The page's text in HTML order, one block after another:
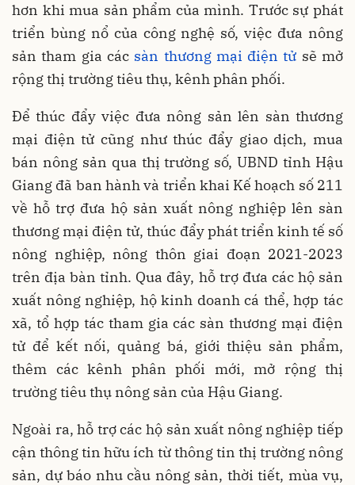
hơn khi mua sản phẩm của mình. Trước sự phát
triển bùng nổ của công nghệ số, việc đưa nông
sản tham gia các sàn thương mại điện tử sẽ mở
rộng thị trường tiêu thụ, kênh phân phối.
Để thúc đẩy việc đưa nông sản lên sàn thương
mại điện tử cũng như thúc đẩy giao dịch, mua
bán nông sản qua thị trường số, UBND tỉnh Hậu
Giang đã ban hành và triển khai Kế hoạch số 211
về hỗ trợ đưa hộ sản xuất nông nghiệp lên sàn
thương mại điện tử, thúc đẩy phát triển kinh tế số
nông nghiệp, nông thôn giai đoạn 2021-2023
trên địa bàn tỉnh. Qua đây, hỗ trợ đưa các hộ sản
xuất nông nghiệp, hộ kinh doanh cá thể, hợp tác
xã, tổ hợp tác tham gia các sàn thương mại điện
tử để kết nối, quảng bá, giới thiệu sản phẩm,
thêm các kênh phân phối mới, mở rộng thị
trường tiêu thụ nông sản của Hậu Giang.
Ngoài ra, hỗ trợ các hộ sản xuất nông nghiệp tiếp
cận thông tin hữu ích từ thông tin thị trường nông
sản, dự báo nhu cầu nông sản, thời tiết, mùa vụ,